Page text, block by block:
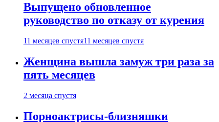
Выпущено обновленное
руководство по отказу от курения
11 месяцев спустя11 месяцев спустя
Женщина вышла замуж три раза за
пять месяцев
2 месяца спустя
Порноактрисы-близняшки